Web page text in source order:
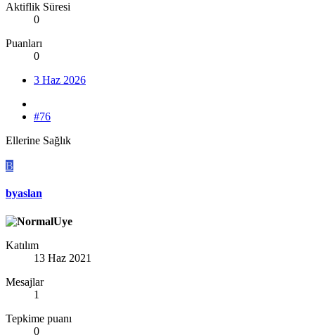
Aktiflik Süresi
0
Puanları
0
3 Haz 2026
#76
Ellerine Sağlık
B
byaslan
Katılım
13 Haz 2021
Mesajlar
1
Tepkime puanı
0